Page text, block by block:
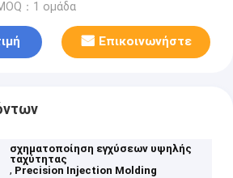
：1 ομάδα
Επικοινωνήστε
σχηματοποίηση εγχύσεων υψηλής
ταχύτητας
, Precision Injection Molding